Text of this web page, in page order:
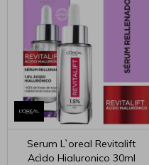
Serum L`oreal Revitalift
Acìdo Hialuronico 30ml